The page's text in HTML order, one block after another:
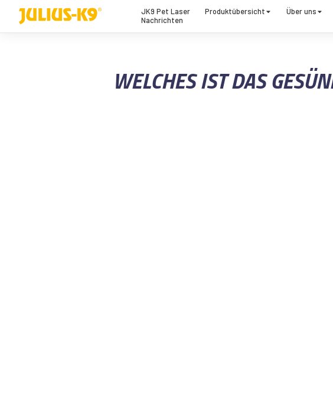
JK9 Pet Laser Produktübersicht Über uns
Nachrichten
WELCHES IST DAS